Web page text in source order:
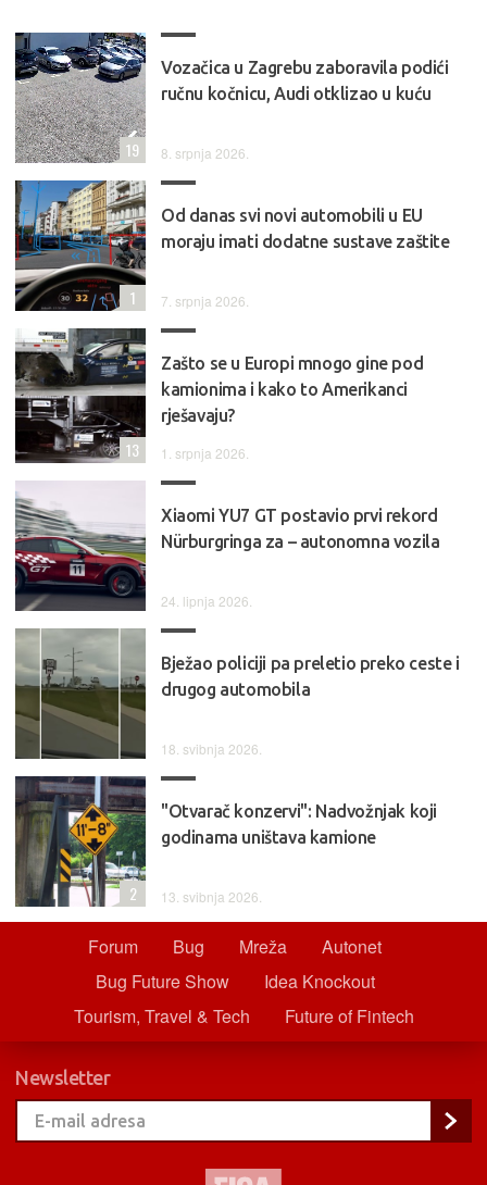
Vozačica u Zagrebu zaboravila podići
ručnu kočnicu, Audi otklizao u kuću
8. srpnja 2026.
19
Od danas svi novi automobili u EU
moraju imati dodatne sustave zaštite
7. srpnja 2026.
1
Zašto se u Europi mnogo gine pod
kamionima i kako to Amerikanci
rješavaju?
1. srpnja 2026.
13
Xiaomi YU7 GT postavio prvi rekord
Nürburgringa za – autonomna vozila
24. lipnja 2026.
Bježao policiji pa preletio preko ceste i
drugog automobila
18. svibnja 2026.
"Otvarač konzervi": Nadvožnjak koji
godinama uništava kamione
13. svibnja 2026.
2
Forum Bug Mreža
Autonet
Bug Future Show
Idea Knockout
Tourism, Travel & Tech
Future of Fintech
Newsletter